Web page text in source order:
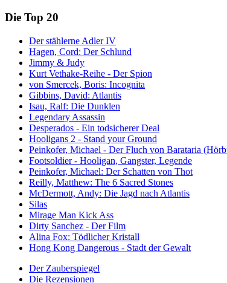
Die Top 20
Der stählerne Adler IV
Hagen, Cord: Der Schlund
Jimmy & Judy
Kurt Vethake-Reihe - Der Spion
von Smercek, Boris: Incognita
Gibbins, David: Atlantis
Isau, Ralf: Die Dunklen
Legendary Assassin
Desperados - Ein todsicherer Deal
Hooligans 2 - Stand your Ground
Peinkofer, Michael - Der Fluch von Barataria
Footsoldier - Hooligan, Gangster, Legende
Peinkofer, Michael: Der Schatten von Thot
Reilly, Matthew: The 6 Sacred Stones
McDermott, Andy: Die Jagd nach Atlantis
Silas
Mirage Man Kick Ass
Dirty Sanchez - Der Film
Alina Fox: Tödlicher Kristall
Hong Kong Dangerous - Stadt der Gewalt
Der Zauberspiegel
Die Rezensionen